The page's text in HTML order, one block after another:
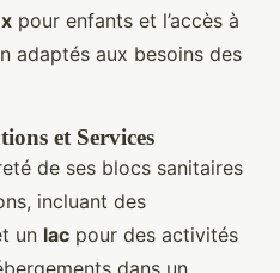
pour enfants et l’accès à
adaptés aux besoins des
et Services
de ses blocs sanitaires
incluant des
un lac pour des activités
dans un